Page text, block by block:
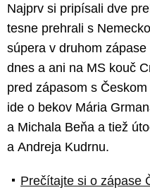
Najprv si pripísali dve
tesne prehrali s
súpera v druhom
dnes a ani na MS kouč
pred zápasom s
ide o bekov Mária
a Michala Beňa a tiež
a Andreja Kudrnu.
Prečítajte si o zápase